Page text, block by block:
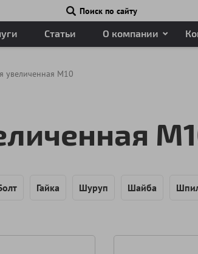
Поиск по сайту
Статьи О компании
увеличенная М10
Гайка Шуруп Шайба